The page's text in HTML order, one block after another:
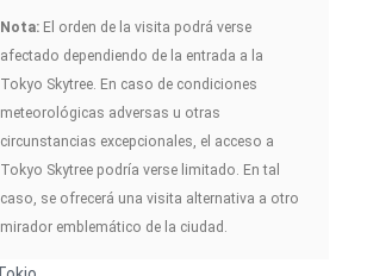
Nota: El orden de la visita podrá verse
afectado dependiendo de la entrada a la
Tokyo Skytree. En caso de condiciones
meteorológicas adversas u otras
circunstancias excepcionales, el acceso a
Tokyo Skytree podría verse limitado. En tal
caso, se ofrecerá una visita alternativa a otro
mirador emblemático de la ciudad.